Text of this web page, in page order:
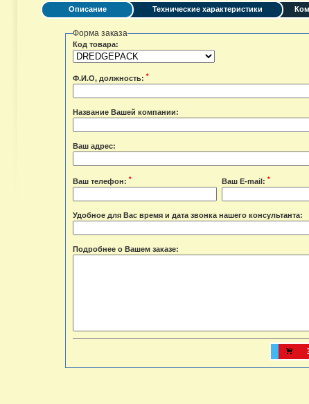
Описание Технические характеристики
Форма заказа
Код товара:
Ф.И.О, должность: *
Название Вашей компании:
Ваш адрес:
Ваш телефон: * Ваш E-mail: *
Удобное для Вас время и дата звонка нашего консультанта:
Подробнее о Вашем заказе: